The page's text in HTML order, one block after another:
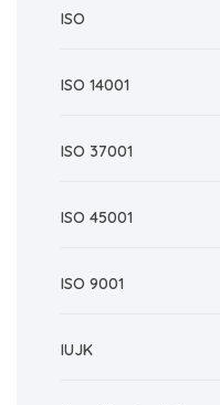
ISO
ISO 14001
ISO 37001
ISO 45001
ISO 9001
IUJK